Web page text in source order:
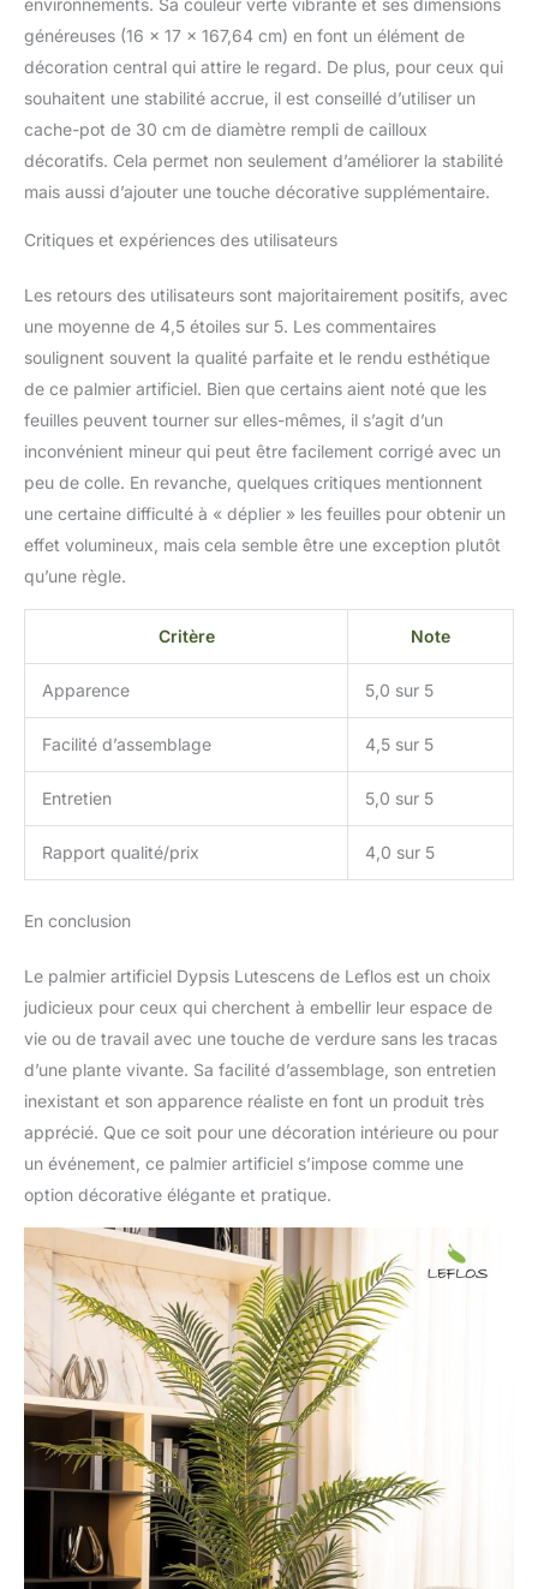
environnements. Sa couleur verte vibrante et ses dimensions
généreuses (16 x 17 x 167,64 cm) en font un élément de
décoration central qui attire le regard. De plus, pour ceux qui
souhaitent une stabilité accrue, il est conseillé d’utiliser un
cache-pot de 30 cm de diamètre rempli de cailloux
décoratifs. Cela permet non seulement d’améliorer la stabilité
mais aussi d’ajouter une touche décorative supplémentaire.
Critiques et expériences des utilisateurs
Les retours des utilisateurs sont majoritairement positifs, avec
une moyenne de 4,5 étoiles sur 5. Les commentaires
soulignent souvent la qualité parfaite et le rendu esthétique
de ce palmier artificiel. Bien que certains aient noté que les
feuilles peuvent tourner sur elles-mêmes, il s’agit d’un
inconvénient mineur qui peut être facilement corrigé avec un
peu de colle. En revanche, quelques critiques mentionnent
une certaine difficulté à « déplier » les feuilles pour obtenir un
effet volumineux, mais cela semble être une exception plutôt
qu’une règle.
Critère Note
Apparence 5,0 sur 5
Facilité d’assemblage 4,5 sur 5
Entretien 5,0 sur 5
Rapport qualité/prix 4,0 sur 5
En conclusion
Le palmier artificiel Dypsis Lutescens de Leflos est un choix
judicieux pour ceux qui cherchent à embellir leur espace de
vie ou de travail avec une touche de verdure sans les tracas
d’une plante vivante. Sa facilité d’assemblage, son entretien
inexistant et son apparence réaliste en font un produit très
apprécié. Que ce soit pour une décoration intérieure ou pour
un événement, ce palmier artificiel s’impose comme une
option décorative élégante et pratique.